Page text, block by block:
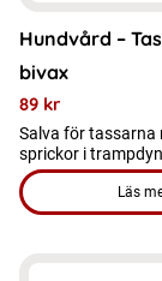
Hundvård –
bivax
89 kr
Salva för tassarna
sprickor i
Läs